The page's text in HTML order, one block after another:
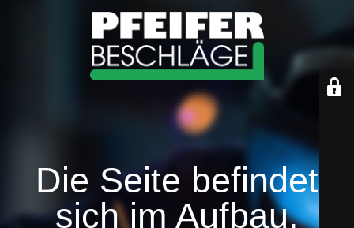
Die Seite befindet
sich im Aufbau.